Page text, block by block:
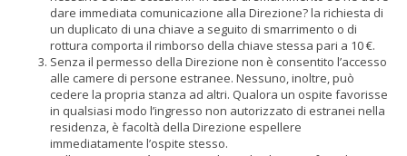
dare immediata comunicazione alla Direzione? la richiesta di
un duplicato di una chiave a seguito di smarrimento o di
rottura comporta il rimborso della chiave stessa pari a 10 €.
Senza il permesso della Direzione non è consentito l’accesso
alle camere di persone estranee. Nessuno, inoltre, può
cedere la propria stanza ad altri. Qualora un ospite favorisse
in qualsiasi modo l’ingresso non autorizzato di estranei nella
residenza, è facoltà della Direzione espellere
immediatamente l’ospite stesso.